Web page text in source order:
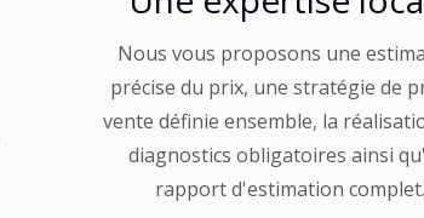
Nous vous proposons une
précise du prix, une stratégie de
vente définie ensemble, la
diagnostics obligatoires ainsi
rapport d'estimation complet.